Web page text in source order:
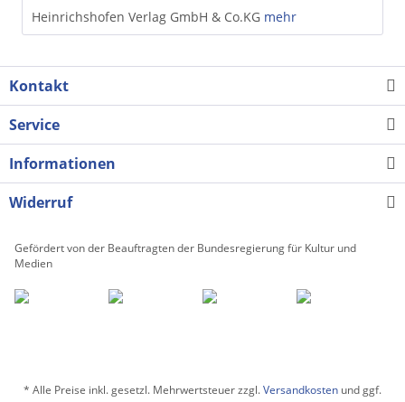
Heinrichshofen Verlag GmbH & Co.KG mehr
Kontakt
Service
Informationen
Widerruf
Gefördert von der Beauftragten der Bundesregierung für Kultur und
Medien
* Alle Preise inkl. gesetzl. Mehrwertsteuer zzgl.Versandkosten und ggf.